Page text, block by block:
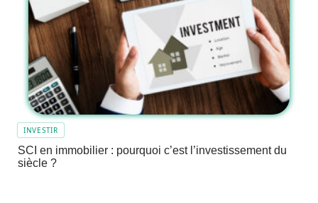
INVESTIR
SCI en immobilier : pourquoi c’est l’investissement du
siècle ?